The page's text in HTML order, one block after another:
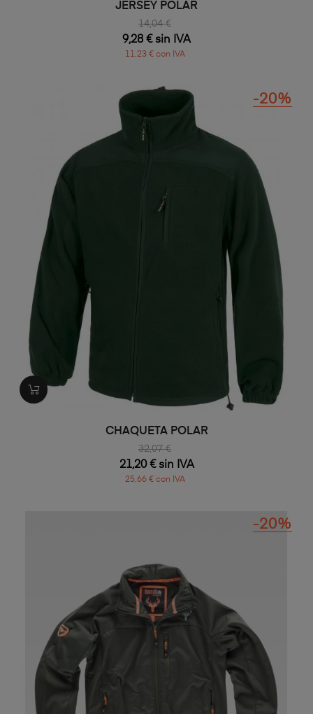
JERSEY POLAR
14,04 €
9,28 € sin IVA
11,23 € con IVA
CHAQUETA POLAR
32,07 €
-20%
21,20 € sin IVA
25,66 € con IVA
-20%